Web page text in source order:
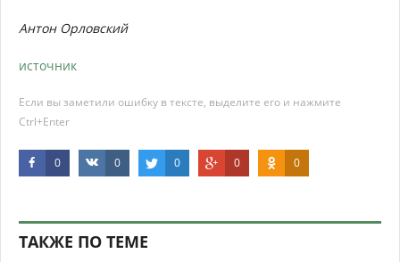
Антон Орловский
источник
Если вы заметили ошибку в тексте, выделите его и нажмите
Ctrl+Enter
0 0 0 0 0
ТАКЖЕ ПО ТЕМЕ